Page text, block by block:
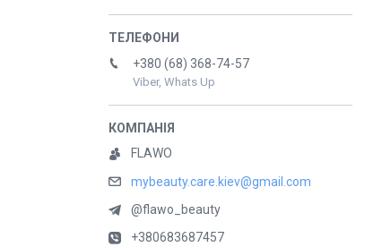
+380 (68) 368-74-57
Viber, Whats Up
FLAWO
mybeauty.care.kiev@gmail.com
@flawo_beauty
+380683687457